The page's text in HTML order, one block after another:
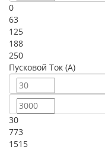
0
63
125
188
250
Пусковой Ток (A)
30
773
1515